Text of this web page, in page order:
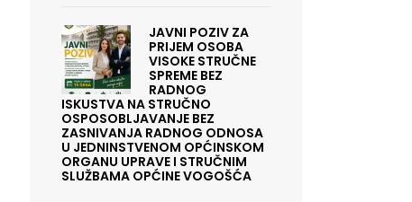
JAVNI POZIV ZA
PRIJEM OSOBA
VISOKE STRUČNE
SPREME BEZ
RADNOG
ISKUSTVA NA STRUČNO
OSPOSOBLJAVANJE BEZ
ZASNIVANJA RADNOG ODNOSA
U JEDNINSTVENOM OPĆINSKOM
ORGANU UPRAVE I STRUČNIM
SLUŽBAMA OPĆINE VOGOŠĆA